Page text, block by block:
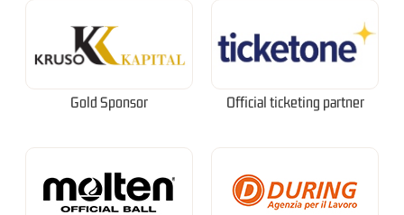
Gold Sponsor Official ticketing partner